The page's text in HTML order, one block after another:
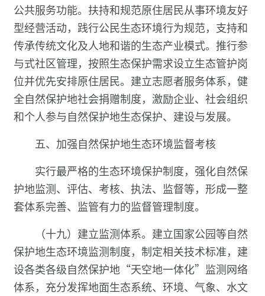
公共服务功能。扶持和规范原住居民从事环境友好
型经营活动，践行公民生态环境行为规范，支持和
传承传统文化及人地和谐的生态产业模式。推行参
与式社区管理，按照生态保护需求设立生态管护岗
位并优先安排原住居民。建立志愿者服务体系，健
全自然保护地社会捐赠制度，激励企业、社会组织
和个人参与自然保护地生态保护、建设与发展。
五、加强自然保护地生态环境监督考核
实行最严格的生态环境保护制度，强化自然保
护地监测、评估、考核、执法、监督等，形成一整
套体系完善、监管有力的监督管理制度。
（十九）建立监测体系。建立国家公园等自然
保护地生态环境监测制度，制定相关技术标准，建
设各类各级自然保护地“天空地一体化”监测网络
体系，充分发挥地面生态系统、环境、气象、水文